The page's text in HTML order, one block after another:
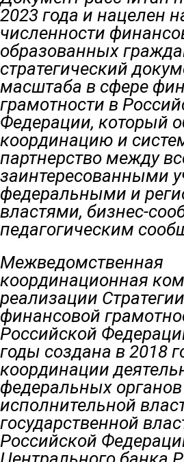
2023 года и нацелен
численности
образованных
стратегический
масштаба в сфере
грамотности в
Федерации, который
координацию и
партнерство между
заинтересованными
федеральными и
властями, бизнес-
педагогическим
Межведомственная
координационная
реализации
финансовой
Российской
годы создана в 2018
координации
федеральных органов
исполнительной
государственной
Российской